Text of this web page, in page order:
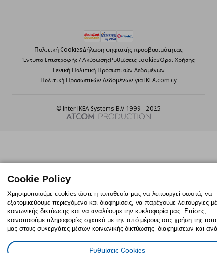
Πολιτική CookiesΔήλωση ψηφιακής προσβασιμότητας
Έντυπο Επιστροφής / ΑκύρωσηςΡυθμίσεις cookiesΌροι Χρήσης
Γενική Πολιτική Προσωπικών Δεδομένων
Πολιτική Προσωπικών Δεδομένων για IKEA.com.cy
© Inter-IKEA Systems B.V. 1999 - 2025
Cookie Policy
Χρησιμοποιούμε cookies ώστε η τοποθεσία μας να λειτουργεί σωστά, να
εξατομικεύουμε περιεχόμενο και διαφημίσεις, να παρέχουμε λειτουργίες
κοινωνικής δικτύωσης και να αναλύουμε την κυκλοφορία μας. Επίσης,
κοινοποιούμε πληροφορίες σχετικά με την από μέρους σας χρήση της
μας στους συνεργάτες μέσων κοινωνικής δικτύωσης, διαφημίσεων και
Ρυθμίσεις Cookies